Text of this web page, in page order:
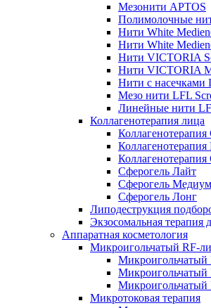
Мезонити APTOS
Полимолочные
Нити White
Нити White
Нити VICTORIA
Нити VICTORIA
Нити с насечками
Мезо нити LFL
Линейные нити
Коллагенотерапия лица
Коллагенотерапия
Коллагенотерапия
Сферогель Лайт
Сферогель Медиум
Сферогель Лонг
Липодеструкция
Экзосомальная терапия
Аппаратная косметология
Микроигольчатый RF-
Микроигольчатый
Микроигольчатый
Микроигольчатый
Микротоковая терапия